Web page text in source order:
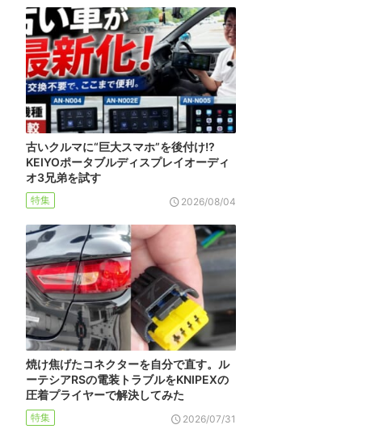
古いクルマに“巨大スマホ”を後付け!?
KEIYOポータブルディスプレイオーディ
オ3兄弟を試す
特集 2026/08/04
焼け焦げたコネクターを自分で直す。ル
ーテシアRSの電装トラブルをKNIPEXの
圧着プライヤーで解決してみた
特集 2026/07/31